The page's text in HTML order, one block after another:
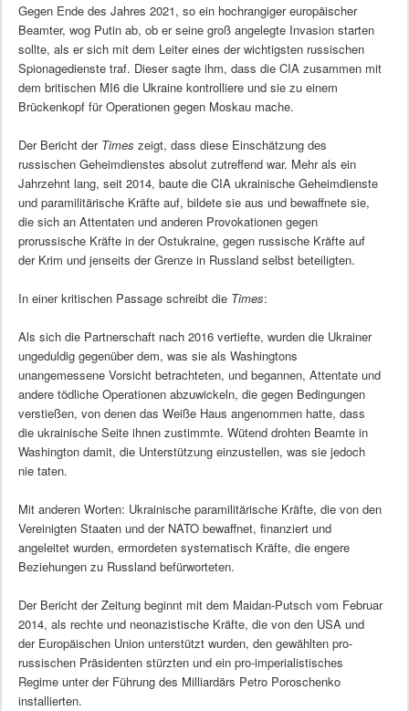
Gegen Ende des Jahres 2021, so ein hochrangiger europäischer
Beamter, wog Putin ab, ob er seine groß angelegte Invasion starten
sollte, als er sich mit dem Leiter eines der wichtigsten russischen
Spionagedienste traf. Dieser sagte ihm, dass die CIA zusammen mit
dem britischen MI6 die Ukraine kontrolliere und sie zu einem
Brückenkopf für Operationen gegen Moskau mache.
Der Bericht der Times zeigt, dass diese Einschätzung des
russischen Geheimdienstes absolut zutreffend war. Mehr als ein
Jahrzehnt lang, seit 2014, baute die CIA ukrainische Geheimdienste
und paramilitärische Kräfte auf, bildete sie aus und bewaffnete sie,
die sich an Attentaten und anderen Provokationen gegen
prorussische Kräfte in der Ostukraine, gegen russische Kräfte auf
der Krim und jenseits der Grenze in Russland selbst beteiligten.
In einer kritischen Passage schreibt die Times:
Als sich die Partnerschaft nach 2016 vertiefte, wurden die Ukrainer
ungeduldig gegenüber dem, was sie als Washingtons
unangemessene Vorsicht betrachteten, und begannen, Attentate und
andere tödliche Operationen abzuwickeln, die gegen Bedingungen
verstießen, von denen das Weiße Haus angenommen hatte, dass
die ukrainische Seite ihnen zustimmte. Wütend drohten Beamte in
Washington damit, die Unterstützung einzustellen, was sie jedoch
nie taten.
Mit anderen Worten: Ukrainische paramilitärische Kräfte, die von den
Vereinigten Staaten und der NATO bewaffnet, finanziert und
angeleitet wurden, ermordeten systematisch Kräfte, die engere
Beziehungen zu Russland befürworteten.
Der Bericht der Zeitung beginnt mit dem Maidan-Putsch vom Februar
2014, als rechte und neonazistische Kräfte, die von den USA und
der Europäischen Union unterstützt wurden, den gewählten pro-
russischen Präsidenten stürzten und ein pro-imperialistisches
Regime unter der Führung des Milliardärs Petro Poroschenko
installierten.